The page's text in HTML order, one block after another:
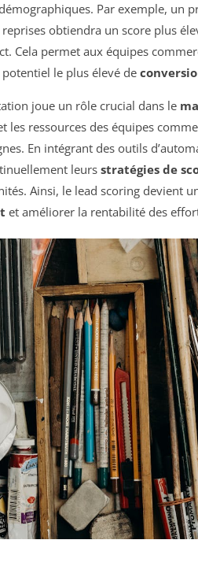
Par exemple, un
obtiendra un score plus
Cela permet aux équipes
le plus élevé de
joue un rôle crucial dans le
les ressources des équipes
En intégrant des outils
leurs stratégies de
Ainsi, le lead scoring devient
et améliorer la rentabilité des